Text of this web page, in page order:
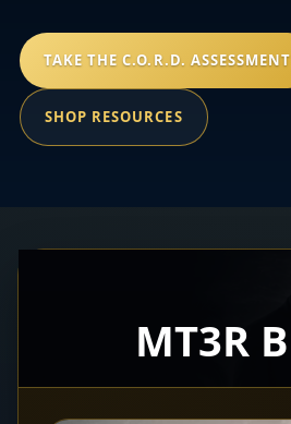
TAKE THE C.O.R.D. ASSESSMENT
SHOP RESOURCES